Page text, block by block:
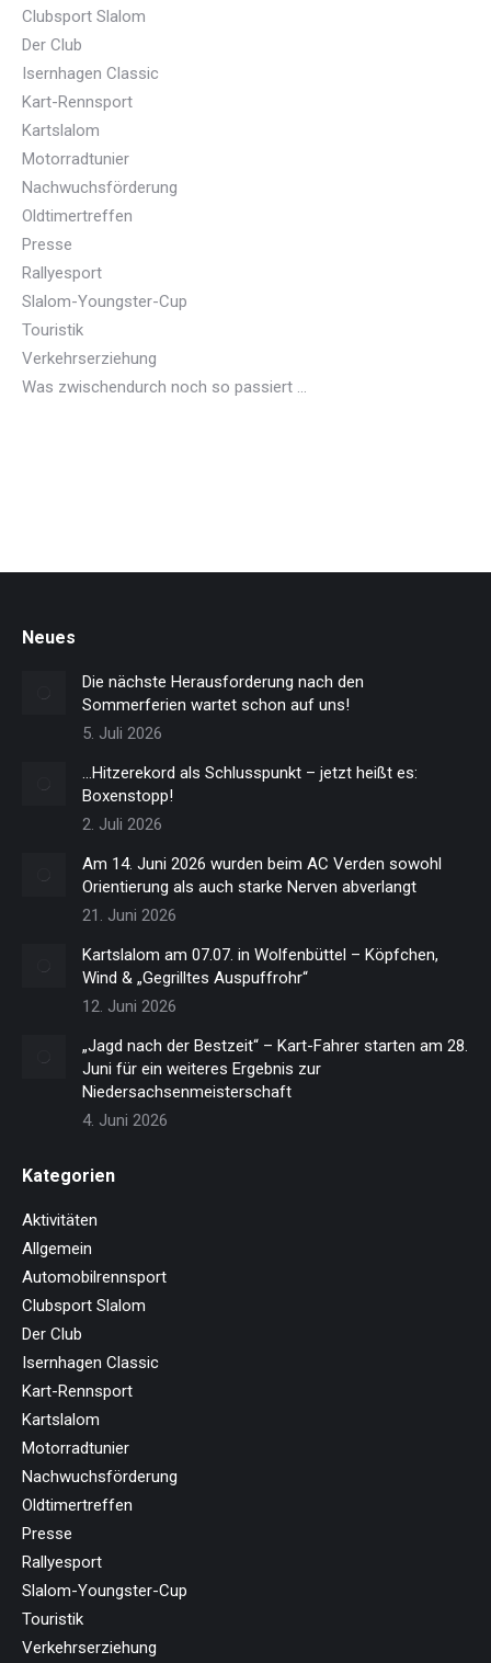
Clubsport Slalom
Der Club
Isernhagen Classic
Kart-Rennsport
Kartslalom
Motorradtunier
Nachwuchsförderung
Oldtimertreffen
Presse
Rallyesport
Slalom-Youngster-Cup
Touristik
Verkehrserziehung
Was zwischendurch noch so passiert …
Neues
Die nächste Herausforderung nach den
Sommerferien wartet schon auf uns!
5. Juli 2026
…Hitzerekord als Schlusspunkt – jetzt heißt es:
Boxenstopp!
2. Juli 2026
Am 14. Juni 2026 wurden beim AC Verden sowohl
Orientierung als auch starke Nerven abverlangt
21. Juni 2026
Kartslalom am 07.07. in Wolfenbüttel – Köpfchen,
Wind & „Gegrilltes Auspuffrohr“
12. Juni 2026
„Jagd nach der Bestzeit“ – Kart-Fahrer starten am 28.
Juni für ein weiteres Ergebnis zur
Niedersachsenmeisterschaft
4. Juni 2026
Kategorien
Aktivitäten
Allgemein
Automobilrennsport
Clubsport Slalom
Der Club
Isernhagen Classic
Kart-Rennsport
Kartslalom
Motorradtunier
Nachwuchsförderung
Oldtimertreffen
Presse
Rallyesport
Slalom-Youngster-Cup
Touristik
Verkehrserziehung